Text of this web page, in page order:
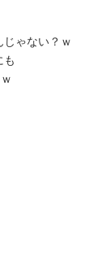
ゃない？ｗ
も